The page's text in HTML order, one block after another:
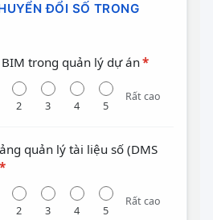
ĐỔI SỐ TRONG
BIM trong quản lý dự án*
2 3 4 5
Rất cao
quản lý tài liệu số (DMS
*
2 3 4 5
Rất cao